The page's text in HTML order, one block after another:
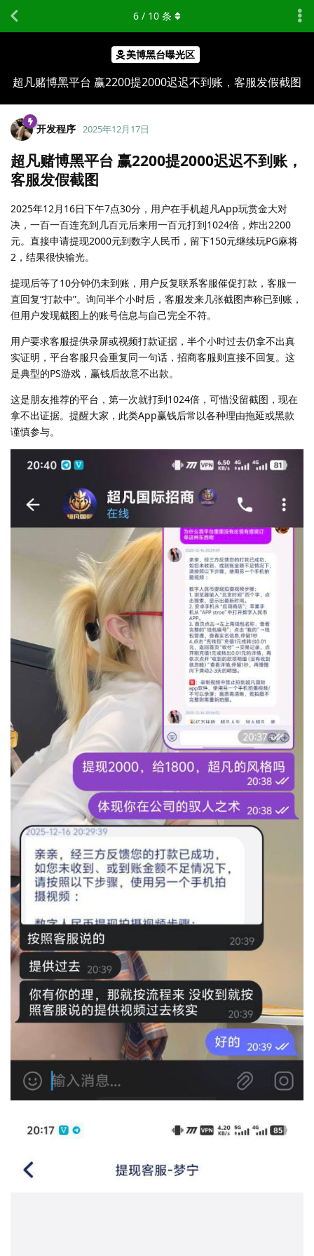
美博黑台曝光区
超凡赌博黑平台 赢2200提2000迟迟不到账，客服发假截图
6 / 10 条
开发程序 2025年12月17日
超凡赌博黑平台 赢2200提2000迟迟不到账，
客服发假截图
2025年12月16日下午7点30分，用户在手机超凡App玩赏金大对
决，一百一百连充到几百元后来用一百元打到1024倍，炸出2200
元。直接申请提现2000元到数字人民币，留下150元继续玩PG麻将
2，结果很快输光。
提现后等了10分钟仍未到账，用户反复联系客服催促打款，客服一
直回复“打款中”。询问半个小时后，客服发来几张截图声称已到账，
但用户发现截图上的账号信息与自己完全不符。
用户要求客服提供录屏或视频打款证据，半个小时过去仍拿不出真
实证明，平台客服只会重复同一句话，招商客服则直接不回复。这
是典型的PS游戏，赢钱后故意不出款。
这是朋友推荐的平台，第一次就打到1024倍，可惜没留截图，现在
拿不出证据。提醒大家，此类App赢钱后常以各种理由拖延或黑款
谨慎参与。